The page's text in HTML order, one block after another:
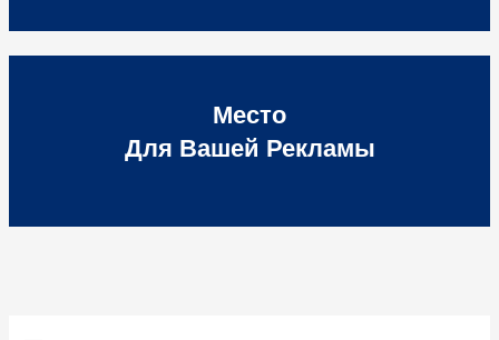
Место
Для Вашей Рекламы